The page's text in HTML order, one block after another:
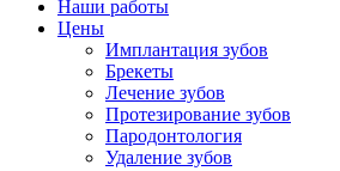
Наши работы
Цены
Имплантация зубов
Брекеты
Лечение зубов
Протезирование зубов
Пародонтология
Удаление зубов